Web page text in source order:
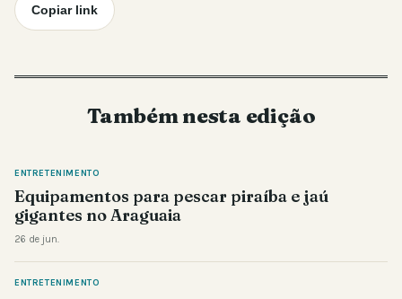
Copiar link
Também nesta edição
ENTRETENIMENTO
Equipamentos para pescar piraíba e jaú
gigantes no Araguaia
26 de jun.
ENTRETENIMENTO